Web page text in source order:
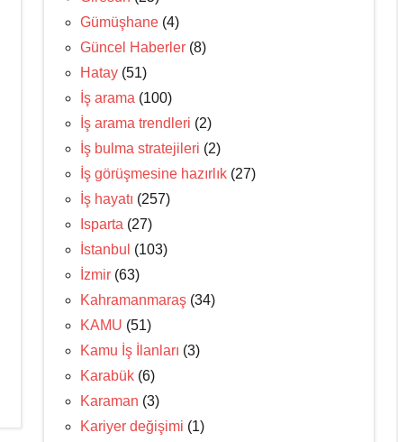
Gümüşhane (4)
Güncel Haberler (8)
Hatay (51)
İş arama (100)
İş arama trendleri (2)
İş bulma stratejileri (2)
İş görüşmesine hazırlık (27)
İş hayatı (257)
Isparta (27)
İstanbul (103)
İzmir (63)
Kahramanmaraş (34)
KAMU (51)
Kamu İş İlanları (3)
Karabük (6)
Karaman (3)
Kariyer değişimi (1)